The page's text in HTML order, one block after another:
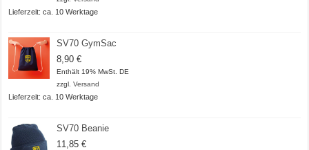
Lieferzeit: ca. 10 Werktage
SV70 GymSac
8,90€
Enthält 19% MwSt. DE
zzgl.Versand
Lieferzeit: ca. 10 Werktage
SV70 Beanie
11,85€